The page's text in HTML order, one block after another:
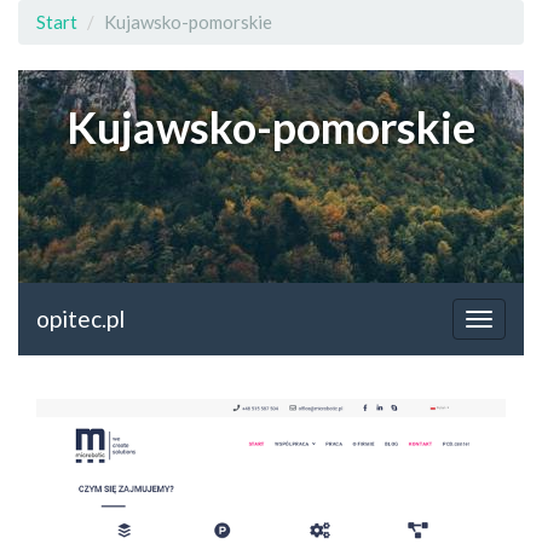
Start Kujawsko-pomorskie
Kujawsko-pomorskie
opitec.pl